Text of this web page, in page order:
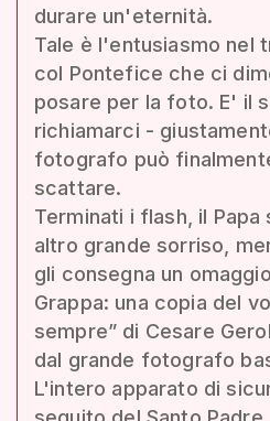
durare un'eternità.
Tale è l'entusiasmo nel
col Pontefice che ci
posare per la foto. E' il
richiamarci -
fotografo può
scattare.
Terminati i flash, il
altro grande sorriso,
gli consegna un
Grappa: una copia del
sempre” di Cesare
dal grande fotografo
L'intero apparato di